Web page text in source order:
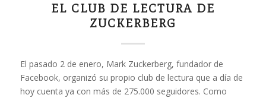
EL CLUB DE LECTURA DE
ZUCKERBERG
El pasado 2 de enero, Mark Zuckerberg, fundador de
Facebook, organizó su propio club de lectura que a día de
hoy cuenta ya con más de 275.000 seguidores. Como